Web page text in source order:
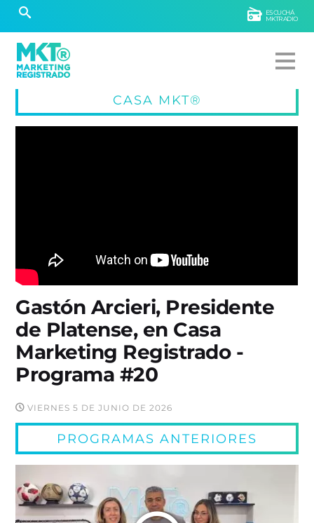
ESCUCHÁ
MKTRADIO
CASA MKT®
Gastón Arcieri, Presidente
de Platense, en Casa
Marketing Registrado -
Programa #20
VIERNES 5 DE JUNIO DE 2026
PROGRAMAS ANTERIORES